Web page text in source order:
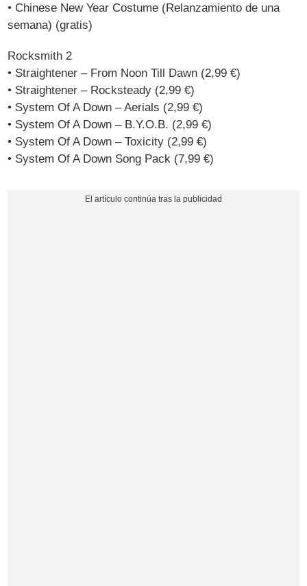
• Chinese New Year Costume (Relanzamiento de una
semana) (gratis)
Rocksmith 2
• Straightener – From Noon Till Dawn (2,99 €)
• Straightener – Rocksteady (2,99 €)
• System Of A Down – Aerials (2,99 €)
• System Of A Down – B.Y.O.B. (2,99 €)
• System Of A Down – Toxicity (2,99 €)
• System Of A Down Song Pack (7,99 €)